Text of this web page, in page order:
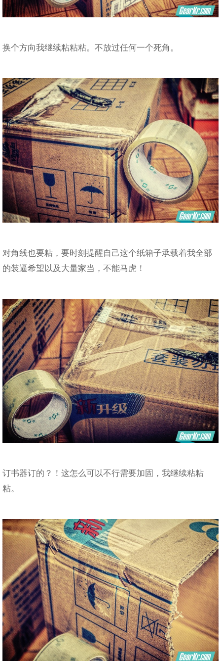
换个方向我继续粘粘粘。不放过任何一个死角。
对角线也要粘，要时刻提醒自己这个纸箱子承载着我全部
的装逼希望以及大量家当，不能马虎！
订书器订的？！这怎么可以不行需要加固，我继续粘粘
粘。